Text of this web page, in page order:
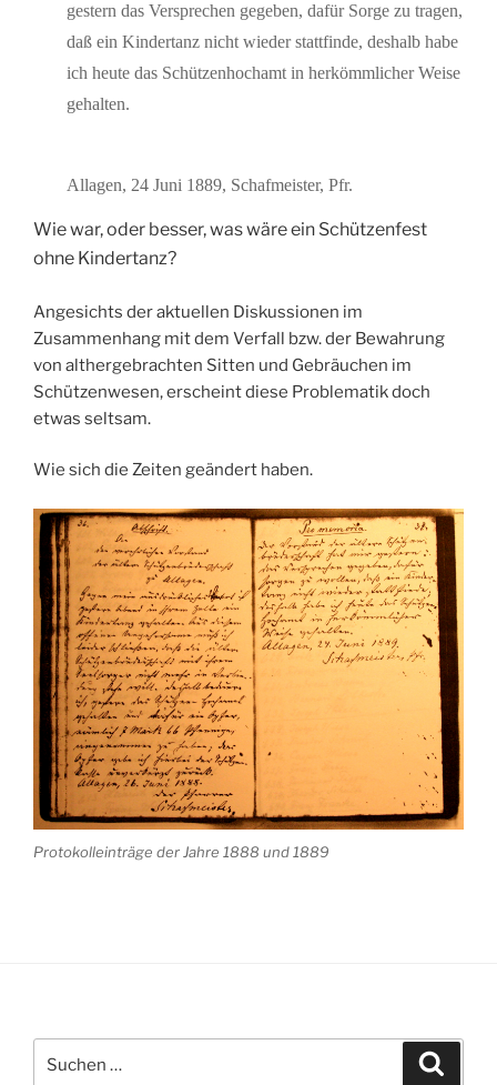
gestern das Versprechen gegeben, dafür Sorge zu tragen,
daß ein Kindertanz nicht wieder stattfinde, deshalb habe
ich heute das Schützenhochamt in herkömmlicher Weise
gehalten.
Allagen, 24 Juni 1889, Schafmeister, Pfr.
Wie war, oder besser, was wäre ein Schützenfest
ohne Kindertanz?
Angesichts der aktuellen Diskussionen im
Zusammenhang mit dem Verfall bzw. der Bewahrung
von althergebrachten Sitten und Gebräuchen im
Schützenwesen, erscheint diese Problematik doch
etwas seltsam.
Wie sich die Zeiten geändert haben.
Protokolleinträge der Jahre 1888 und 1889
nach: